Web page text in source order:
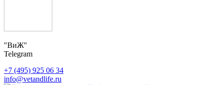
"ВиЖ"
Telegram
+7 (495) 925 06 34
info@vetandlife.ru